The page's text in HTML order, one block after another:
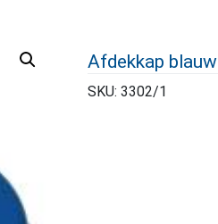
Afdekkap blauw
SKU: 3302/1